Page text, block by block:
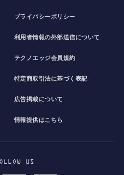
プライバシーポリシー
利用者情報の外部送信について
テクノエッジ会員規約
特定商取引法に基づく表記
広告掲載について
情報提供はこちら
US